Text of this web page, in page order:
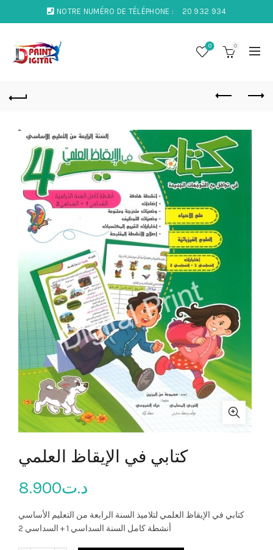
NOTRE NUMÉRO DE TÉLÉPHONE : 20 932 934
0 0
كتابي في الإيقاظ العلمي
د.ت8.900
كتابي في الإيقاظ العلمي لتلاميذ السنة الرابعة من التعليم الأساسي
أنشطة كامل السنة السداسي 1 + السداسي 2